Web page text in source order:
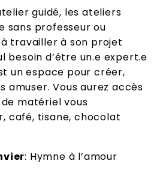
guidé, les ateliers
sans professeur ou
travailler à son projet
besoin d’être un.e expert.e
un espace pour créer,
amuser. Vous aurez accès
matériel vous
café, tisane, chocolat
: Hymne à l’amour